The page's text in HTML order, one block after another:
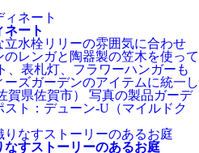
ート
水栓リリーの雰囲気に合わせ
レンガと陶器製の笠木を使って
、表札灯、フラワーハンガーも
ズガーデンのアイテムに統一し
賀県佐賀市） 写真の製品ガーデ
ト：デューン-U（マイルドク
すストーリーのあるお庭